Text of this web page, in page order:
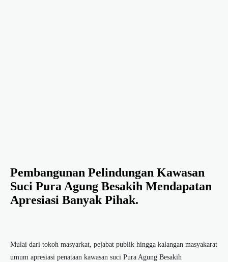
Pembangunan Pelindungan Kawasan
Suci Pura Agung Besakih Mendapatan
Apresiasi Banyak Pihak.
Mulai dari tokoh masyarkat, pejabat publik hingga kalangan masyakarat
umum apresiasi penataan kawasan suci Pura Agung Besakih